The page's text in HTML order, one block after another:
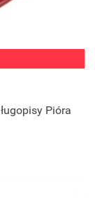
Pióra